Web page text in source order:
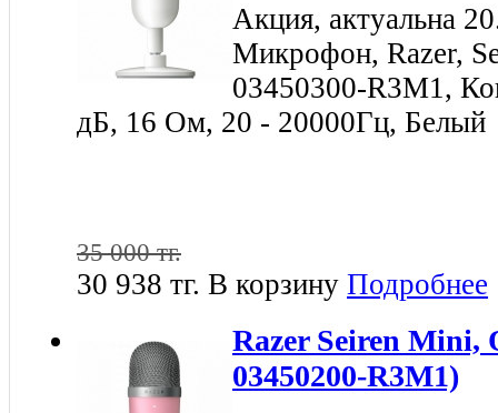
Акция, актуальна
Микрофон, Razer,
03450300-R3M1,
дБ, 16 Ом, 20 - 20000Гц, Белый
35 000 тг.
30 938 тг. В корзину Подробнее
Razer Seiren Mini,
03450200-R3M1)